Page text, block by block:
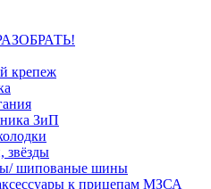
крепеж
ЗиП
звёзды
шипованые шины
к прицепам МЗСА